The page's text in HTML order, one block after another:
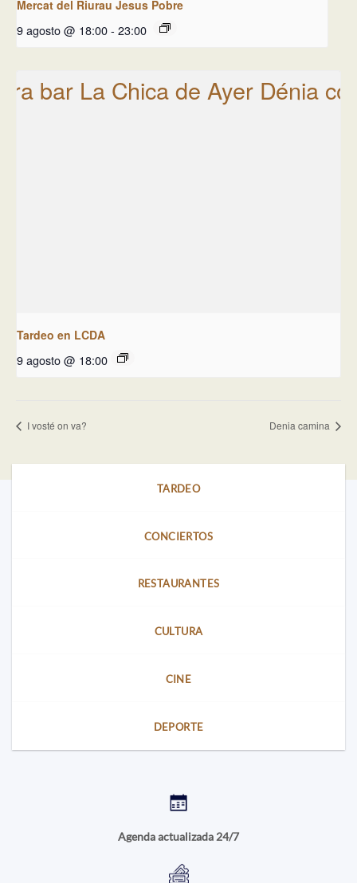
Mercat del Riurau Jesus Pobre
9 agosto @ 18:00- 23:00
Tardeo en LCDA
9 agosto @ 18:00
I vosté on va? Denia camina
TARDEO
CONCIERTOS
RESTAURANTES
CULTURA
CINE
DEPORTE
Agenda actualizada 24/7